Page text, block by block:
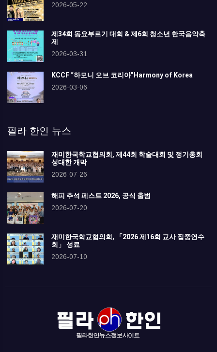
2026-05-22
제34회 동요부르기 대회 & 제6회 청소년 한국음악축
제
2026-03-31
KCCF “하모니 오브 코리아”Harmony of Korea
2026-03-06
필라 한인 뉴스
재미한국학교협의회, 제44회 학술대회 및 정기총회
성대한 개막
2026-07-26
해피 추석 페스트 2026, 공식 출범
2026-07-20
재미한국학교협의회, 「2026 제16회 교사 집중연수
회」 성료
2026-07-10